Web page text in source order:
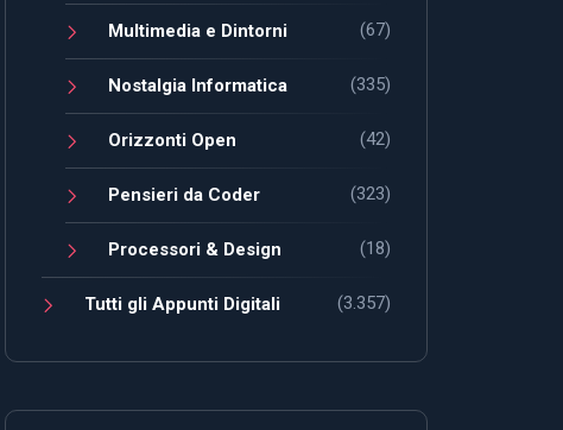
Multimedia e Dintorni (67)
Nostalgia Informatica (335)
Orizzonti Open (42)
Pensieri da Coder (323)
Processori & Design (18)
Tutti gli Appunti Digitali (3.357)